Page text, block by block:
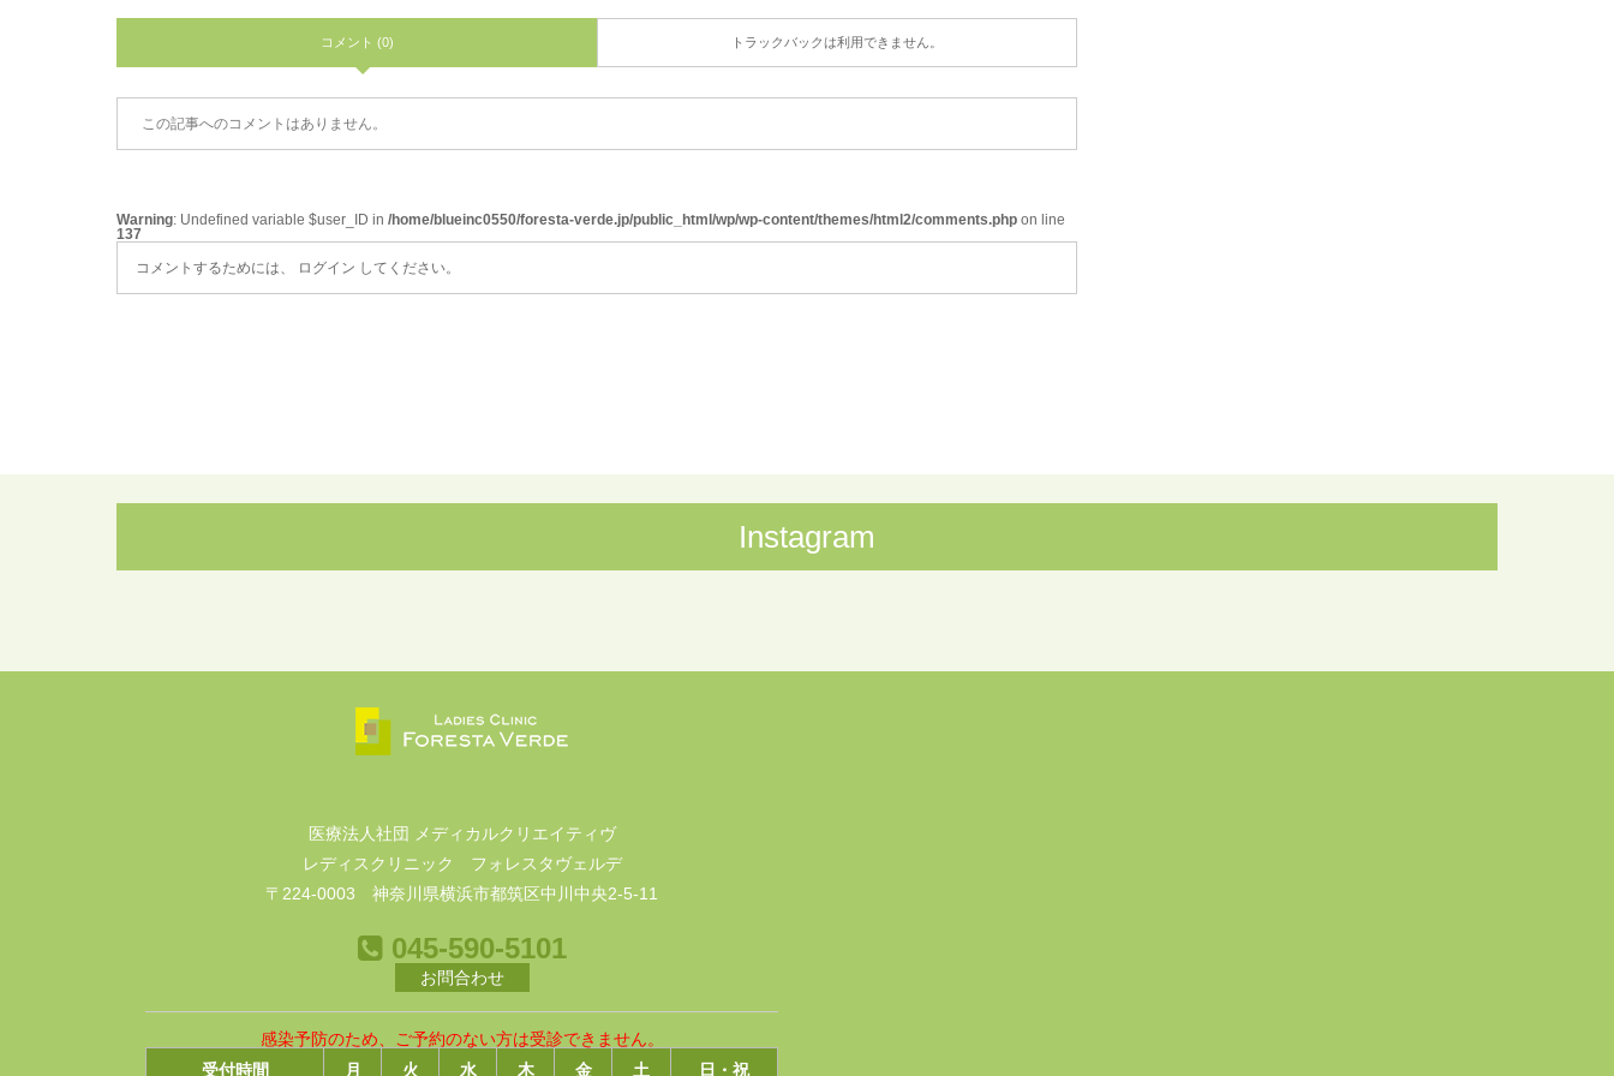
コメント (0) トラックバックは利用できません。
この記事へのコメントはありません。
Warning: Undefined variable $user_ID in /home/blueinc0550/foresta-verde.jp/public_html/wp/wp-content/themes/html2/comments.php on line
137
コメントするためには、
ログイン してください。
Instagram
医療法人社団 メディカルクリエイティヴ
レディスクリニック フォレスタヴェルデ
〒224-0003 神奈川県横浜市都筑区中川中央2-5-11
045-590-5101
お問合わせ
感染予防のため、ご予約のない方は受診できません。
受付時間
月 火 水 木 金 土 日・祝